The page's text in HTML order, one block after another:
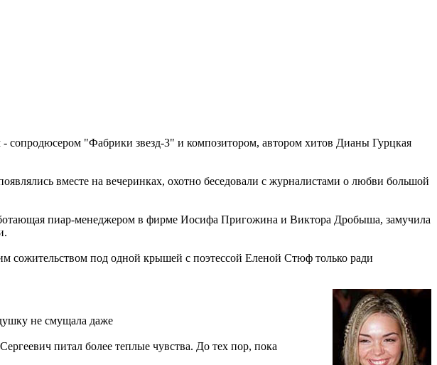
"Фабрики звезд-3" и композитором, автором хитов Дианы Гурцкая
вместе на вечеринках, охотно беседовали с журналистами о любви большой
пиар-менеджером в фирме Иосифа Пригожина и Виктора Дробыша, замучила
сожительством под одной крышей с поэтессой Еленой Стюф только ради
не смущала даже
питал более теплые чувства. До тех пор, пока